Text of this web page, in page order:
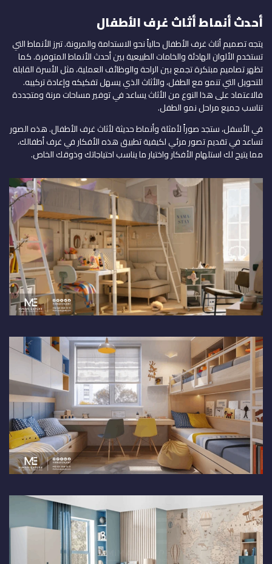
أحدثأنماط أثاث غرف الأطفال
يتجه تصميم أثاث غرف الأطفال حالياً نحو الاستدامة والمرونة. تبرز الأنماط التي
تستخدم الألوان الهادئة والخامات الطبيعية بين أحدث الأنماط المتوفرة. كما
تظهر تصاميم مبتكرة تجمع بين الراحة والوظائف العملية، مثل الأسرة القابلة
للتحويل التي تنمو مع الطفل، والأثاث الذي يسهل تفكيكه وإعادة تركيبه.
فالاعتماد على هذا النوع من الأثاث يساعد في توفير مساحات مرنة ومتجددة
تناسب جميع مراحل نمو الطفل.
في الأسفل، ستجد صوراً لأمثلة وأنماط حديثة لأثاث غرف الأطفال. هذه الصور
تساعد في تقديم تصور مرئي لكيفية تطبيق هذه الأفكار في غرف أطفالك،
مما يتيح لك استلهام الأفكار واختيار ما يناسب احتياجاتك وذوقك الخاص.